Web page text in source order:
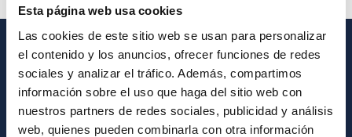
Esta página web usa cookies
Las cookies de este sitio web se usan para personalizar
el contenido y los anuncios, ofrecer funciones de redes
sociales y analizar el tráfico. Además, compartimos
información sobre el uso que haga del sitio web con
nuestros partners de redes sociales, publicidad y análisis
web, quienes pueden combinarla con otra información
INFORMACIÓN GENERAL
Contacto
Cómo llegar al IAC